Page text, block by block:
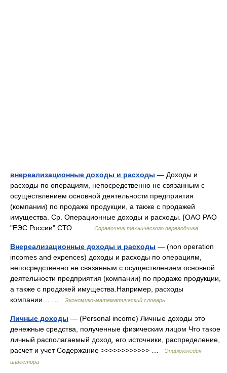
внереализационные доходы и расходы — Доходы и
расходы по операциям, непосредственно не связанным с
осуществлением основной деятельности предприятия
(компании) по продаже продукции, а также с продажей
имущества. Ср. Операционные доходы и расходы. [ОАО РАО
"ЕЭС России" СТО… …
Справочник технического переводчика
Внереализационные доходы и расходы — (non operation
incomes and expences) доходы и расходы по операциям,
непосредственно не связанным с осуществлением основной
деятельности предприятия (компании) по продаже продукции,
а также с продажей имущества.Например, расходы
компании… …
Экономико-математический словарь
Личные доходы — (Personal income) Личные доходы это
денежные средства, полученные физическим лицом Что такое
личный располагаемый доход, его источники, распределение,
расчет и учет Содержание >>>>>>>>>>>> …
Энциклопедия
инвестора